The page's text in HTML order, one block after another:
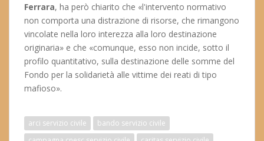
Ferrara, ha però chiarito che «l'intervento normativo
non comporta una distrazione di risorse, che rimangono
vincolate nella loro interezza alla loro destinazione
originaria» e che «comunque, esso non incide, sotto il
profilo quantitativo, sulla destinazione delle somme del
Fondo per la solidarietà alle vittime dei reati di tipo
mafioso».
arci servizio civile
bando servizio civile